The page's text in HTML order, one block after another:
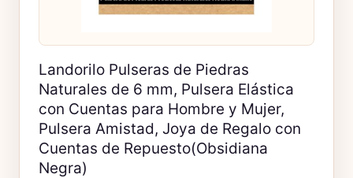
Landorilo Pulseras de Piedras
Naturales de 6 mm, Pulsera Elástica
con Cuentas para Hombre y Mujer,
Pulsera Amistad, Joya de Regalo con
Cuentas de Repuesto(Obsidiana
Negra)